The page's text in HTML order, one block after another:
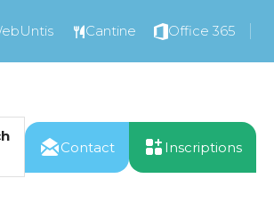
Cantine Office 365
Contact Inscriptions